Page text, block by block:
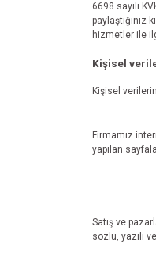
6698 sayılı
hizmetler ile
Kişisel
Kişisel
Firmamız
yapılan
Satış ve
sözlü, yazılı